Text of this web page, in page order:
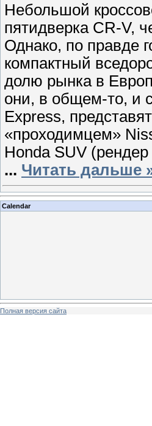
Небольшой
пятидверка CR-V,
Однако, по правде
компактный
долю рынка в
они, в общем-то, и
Express,
«проходимцем»
Honda SUV
... Читать дальше
Calendar
Полная версия сайта